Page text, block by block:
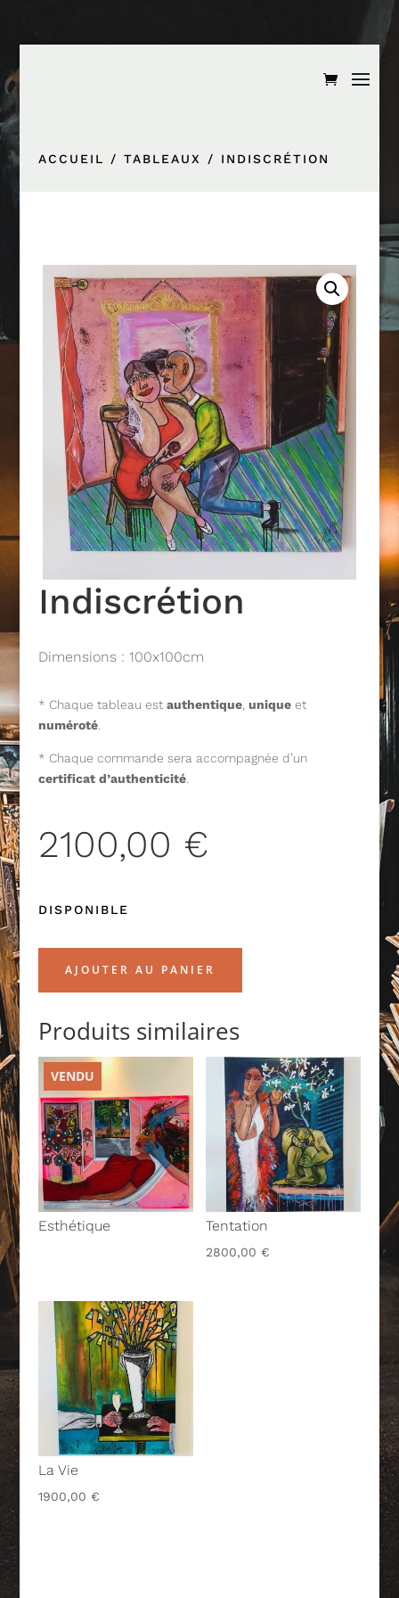
ACCUEIL / TABLEAUX / INDISCRÉTION
Indiscrétion
Dimensions : 100x100cm
* Chaque tableau est authentique, uniqueet
numéroté.
* Chaque commande sera accompagnée d’un
certificat d’authenticité.
2100,00 €
DISPONIBLE
AJOUTER AU PANIER
Produits similaires
VENDU
Esthétique Tentation
2800,00 €
La Vie
1900,00 €